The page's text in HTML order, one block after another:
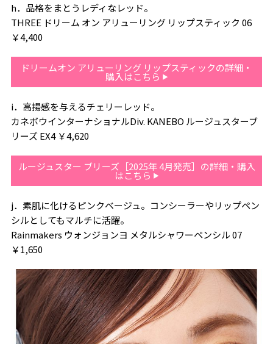
h．品格をまとうレディなレッド。
THREE ドリーム オン アリューリング リップスティック 06
￥4,400
ドリームオン アリューリング リップスティックの詳細・
購入はこちら
i．高揚感を与えるチェリーレッド。
カネボウインターナショナルDiv. KANEBO ルージュスターブ
リーズ EX4 ￥4,620
ルージュスター ブリーズ［2025年 4月発売］の詳細・購入
はこちら
j．素肌に化けるピンクベージュ。コンシーラーやリップペン
シルとしてもマルチに活躍。
Rainmakers ウォンジョンヨ メタルシャワーペンシル 07
￥1,650